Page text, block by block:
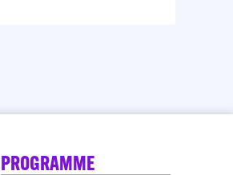
PROGRAMME